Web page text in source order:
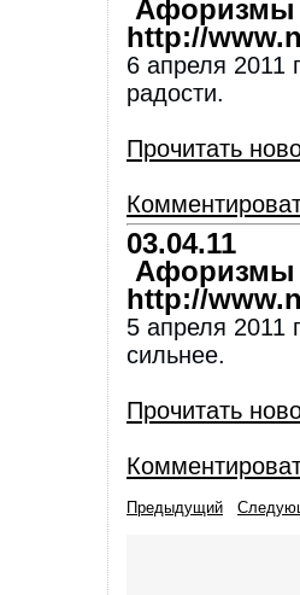
Афоризмы
http://
6 апреля 2011
радости.
Прочитать
03.04.11
Афоризмы
http://
5 апреля 2011
сильнее.
Прочитать
Предыдущий